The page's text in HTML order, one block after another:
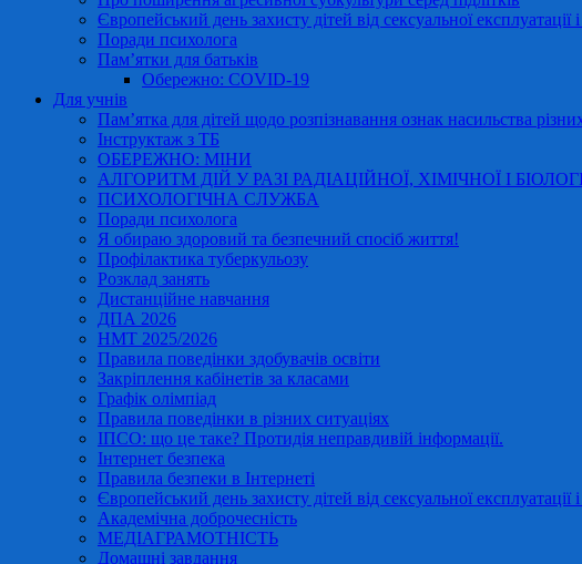
Європейський день захисту дітей від сексуальної експлуатації
Поради психолога
Пам’ятки для батьків
Обережно: COVID-19
Для учнів
Пам’ятка для дітей щодо розпізнавання ознак насильства
Інструктаж з ТБ
ОБЕРЕЖНО: МІНИ
АЛГОРИТМ ДІЙ У РАЗІ РАДІАЦІЙНОЇ, ХІМІЧНОЇ І
ПСИХОЛОГІЧНА СЛУЖБА
Поради психолога
Я обираю здоровий та безпечний спосіб життя!
Профілактика туберкульозу
Розклад занять
Дистанційне навчання
ДПА 2026
НМТ 2025/2026
Правила поведінки здобувачів освіти
Закріплення кабінетів за класами
Графік олімпіад
Правила поведінки в різних ситуаціях
ІПСО: що це таке? Протидія неправдивій інформації.
Інтернет безпека
Правила безпеки в Інтернеті
Європейський день захисту дітей від сексуальної експлуатації
Академічна доброчесність
МЕДІАГРАМОТНІСТЬ
Домашні завдання